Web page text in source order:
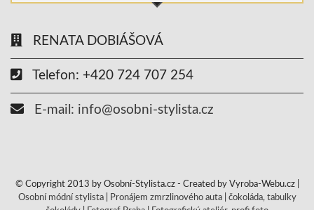
RENATA DOBIÁŠOVÁ
Telefon: +420 724 707 254
E-mail: info@osobni-stylista.cz
© Copyright 2013 by Osobní-Stylista.cz - Created by Vyroba-Webu.cz |
Osobní módní stylista| Pronájem zmrzlinového auta| čokoláda, tabulky